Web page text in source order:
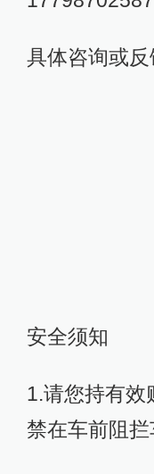
具体咨询或反
安全须知
1.请您持有效
禁在车前阻拦